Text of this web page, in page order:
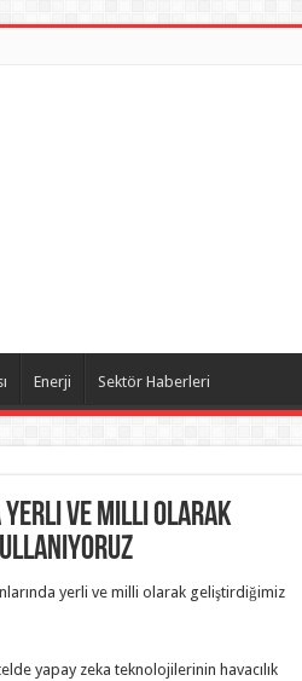
Enerji Sektör Haberleri
yerli ve milli olarak
yerli ve milli olarak geliştirdiğimiz
yapay zeka teknolojilerinin havacılık